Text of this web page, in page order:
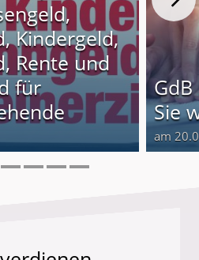
Kindergeld,
Rente und
für
Sie
am